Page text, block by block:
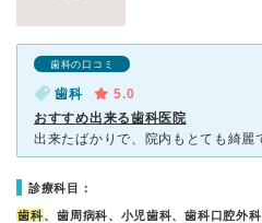
歯科の口コミ
歯科
5.0
おすすめ出来る歯科医院
診療科目：
歯科、歯周病科、小児歯科、歯科口腔外科